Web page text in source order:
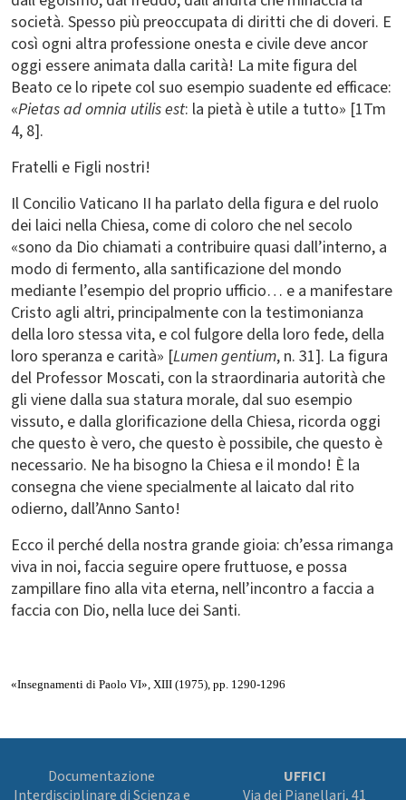
società. Spesso più preoccupata di diritti che di doveri. E
così ogni altra professione onesta e civile deve ancor
oggi essere animata dalla carità! La mite figura del
Beato ce lo ripete col suo esempio suadente ed efficace:
«Pietas ad omnia utilis est: la pietà è utile a tutto» [1Tm
4, 8].
Fratelli e Figli nostri!
Il Concilio Vaticano II ha parlato della figura e del ruolo
dei laici nella Chiesa, come di coloro che nel secolo
«sono da Dio chiamati a contribuire quasi dall’interno, a
modo di fermento, alla santificazione del mondo
mediante l’esempio del proprio ufficio… e a manifestare
Cristo agli altri, principalmente con la testimonianza
della loro stessa vita, e col fulgore della loro fede, della
loro speranza e carità» [Lumen gentium, n. 31]. La figura
del Professor Moscati, con la straordinaria autorità che
gli viene dalla sua statura morale, dal suo esempio
vissuto, e dalla glorificazione della Chiesa, ricorda oggi
che questo è vero, che questo è possibile, che questo è
necessario. Ne ha bisogno la Chiesa e il mondo! È la
consegna che viene specialmente al laicato dal rito
odierno, dall’Anno Santo!
Ecco il perché della nostra grande gioia: ch’essa rimanga
viva in noi, faccia seguire opere fruttuose, e possa
zampillare fino alla vita eterna, nell’incontro a faccia a
faccia con Dio, nella luce dei Santi.
«Insegnamenti di Paolo VI», XIII (1975), pp. 1290-1296
Documentazione
Interdisciplinare di Scienza e
UFFICI
Via dei Pianellari, 41